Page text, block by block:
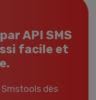
API SMS
facile et
dès